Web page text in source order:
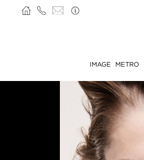
IMAGE METRO